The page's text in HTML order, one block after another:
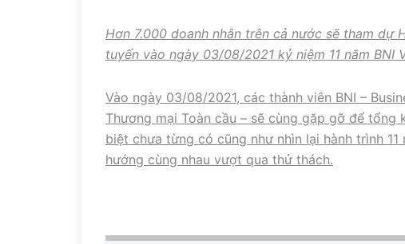
Hơn 7.000 doanh nhân trên cả nước sẽ tham dự
tuyến vào ngày 03/08/2021 kỷ niệm 11 năm BNI
Vào ngày 03/08/2021, các thành viên BNI –
Thương mại Toàn cầu – sẽ cùng gặp gỡ để
biệt chưa từng có cũng như nhìn lại hành trình
hướng cùng nhau vượt qua thử thách.